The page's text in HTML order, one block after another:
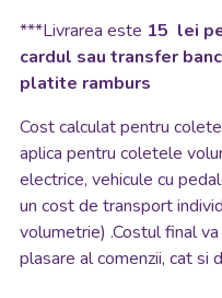
***Livrarea este 15 lei
cardul sau transfer
platite ramburs
Cost calculat pentru
aplica pentru coletele
electrice, vehicule cu
un cost de transport
volumetrie) .Costul final
plasare al comenzii, cat si